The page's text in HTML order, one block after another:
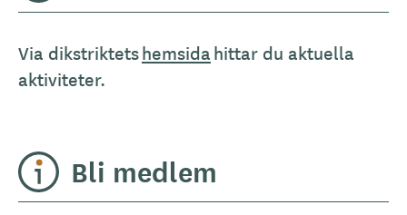
Via dikstriktetshemsidahittar du aktuella
aktiviteter.
Bli medlem